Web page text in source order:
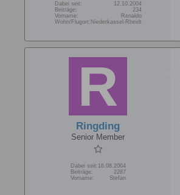
Dabei seit:
12.10.2004
Beiträge:
234
Vorname:
Renaldo
Wohn/Flugort: Niederkassel-Rheidt
Ringding
Senior Member
Dabei seit: 16.08.2004
Beiträge:
2287
Vorname:
Stefan